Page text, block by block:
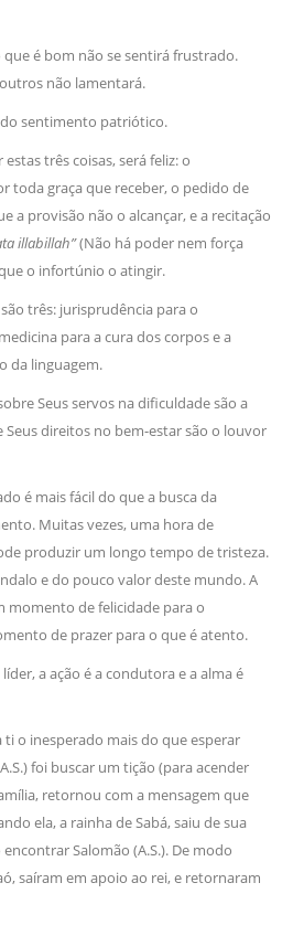
que é bom não se sentirá frustrado.
não lamentará.
do sentimento patriótico.
três coisas, será feliz: o
toda graça que receber, o pedido de
a provisão não o alcançar, e a recitação
illabillah”(Não há poder nem força
o infortúnio o atingir.
três: jurisprudência para o
para a cura dos corpos e a
da linguagem.
Seus servos na dificuldade são a
Seus direitos no bem-estar são o louvor
é mais fácil do que a busca da
Muitas vezes, uma hora de
produzir um longo tempo de tristeza.
e do pouco valor deste mundo. A
momento de felicidade para o
de prazer para o que é atento.
a ação é a condutora e a alma é
ti o inesperado mais do que esperar
foi buscar um tição (para acender
retornou com a mensagem que
ela, a rainha de Sabá, saiu de sua
Salomão (A.S.). De modo
saíram em apoio ao rei, e retornaram